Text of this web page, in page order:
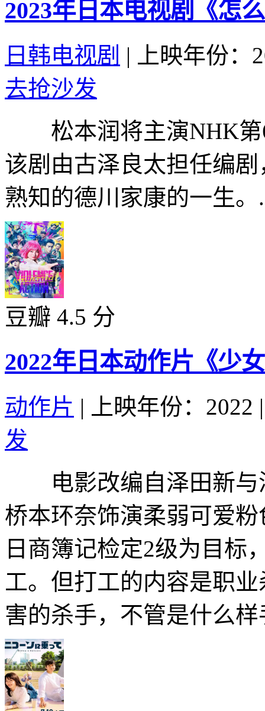
2023年日本电视剧《怎
日韩电视剧 |
上映年份：
去抢沙发
松本润将主演NHK第
该剧由古泽良太担任编
熟知的德川家康的一生
豆瓣 4.5 分
2022年日本动作片《少
动作片 | 上映年份：2022 |
发
电影改编自泽田新与
桥本环奈饰演柔弱可爱
日商簿记检定2级为目标
工。但打工的内容是职
害的杀手，不管是什么